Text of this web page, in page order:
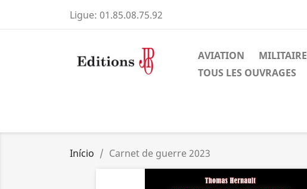
Ligue: 01.85.08.75.92
AVIATION MILITAIRE
TOUS LES OUVRAGES
Início Carnet de guerre 2023